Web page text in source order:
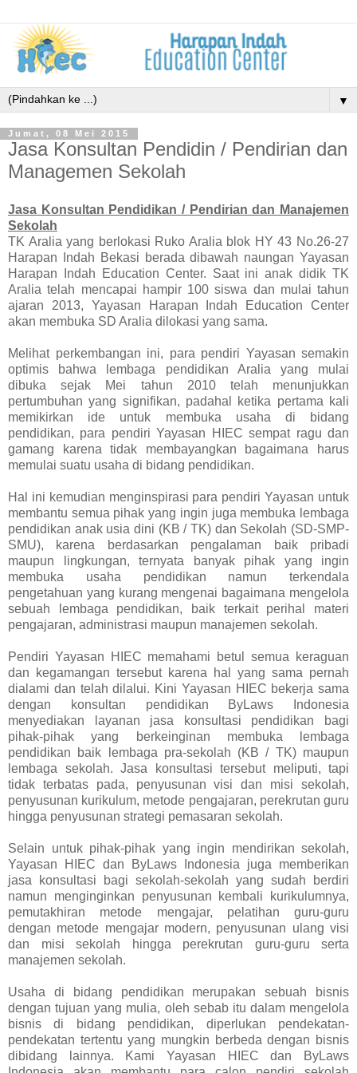
▼
Jumat, 08 Mei 2015
Jasa Konsultan Pendidin / Pendirian dan
Managemen Sekolah
Jasa Konsultan Pendidikan / Pendirian dan Manajemen
Sekolah
TK Aralia yang berlokasi Ruko Aralia blok HY 43 No.26-27
Harapan Indah Bekasi berada dibawah naungan Yayasan
Harapan Indah Education Center. Saat ini anak didik TK
Aralia telah mencapai hampir 100 siswa dan mulai tahun
ajaran 2013, Yayasan Harapan Indah Education Center
akan membuka SD Aralia dilokasi yang sama.
Melihat perkembangan ini, para pendiri Yayasan semakin
optimis bahwa lembaga pendidikan Aralia yang mulai
dibuka sejak Mei tahun 2010 telah menunjukkan
pertumbuhan yang signifikan, padahal ketika pertama kali
memikirkan ide untuk membuka usaha di bidang
pendidikan, para pendiri Yayasan HIEC sempat ragu dan
gamang karena tidak membayangkan bagaimana harus
memulai suatu usaha di bidang pendidikan.
Hal ini kemudian menginspirasi para pendiri Yayasan untuk
membantu semua pihak yang ingin juga membuka lembaga
pendidikan anak usia dini (KB / TK) dan Sekolah (SD-SMP-
SMU), karena berdasarkan pengalaman baik pribadi
maupun lingkungan, ternyata banyak pihak yang ingin
membuka usaha pendidikan namun terkendala
pengetahuan yang kurang mengenai bagaimana mengelola
sebuah lembaga pendidikan, baik terkait perihal materi
pengajaran, administrasi maupun manajemen sekolah.
Pendiri Yayasan HIEC memahami betul semua keraguan
dan kegamangan tersebut karena hal yang sama pernah
dialami dan telah dilalui. Kini Yayasan HIEC bekerja sama
dengan konsultan pendidikan ByLaws Indonesia
menyediakan layanan jasa konsultasi pendidikan bagi
pihak-pihak yang berkeinginan membuka lembaga
pendidikan baik lembaga pra-sekolah (KB / TK) maupun
lembaga sekolah. Jasa konsultasi tersebut meliputi, tapi
tidak terbatas pada, penyusunan visi dan misi sekolah,
penyusunan kurikulum, metode pengajaran, perekrutan guru
hingga penyusunan strategi pemasaran sekolah.
Selain untuk pihak-pihak yang ingin mendirikan sekolah,
Yayasan HIEC dan ByLaws Indonesia juga memberikan
jasa konsultasi bagi sekolah-sekolah yang sudah berdiri
namun menginginkan penyusunan kembali kurikulumnya,
pemutakhiran metode mengajar, pelatihan guru-guru
dengan metode mengajar modern, penyusunan ulang visi
dan misi sekolah hingga perekrutan guru-guru serta
manajemen sekolah.
Usaha di bidang pendidikan merupakan sebuah bisnis
dengan tujuan yang mulia, oleh sebab itu dalam mengelola
bisnis di bidang pendidikan, diperlukan pendekatan-
pendekatan tertentu yang mungkin berbeda dengan bisnis
dibidang lainnya. Kami Yayasan HIEC dan ByLaws